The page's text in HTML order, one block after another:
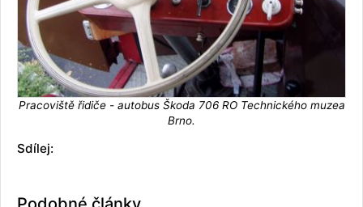
Pracoviště řidiče - autobus Škoda 706 RO Technického muzea
Brno.
Sdílej: